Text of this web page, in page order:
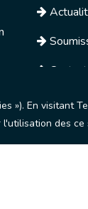
»). En visitant
des ce